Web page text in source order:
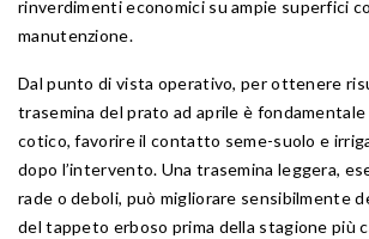
rinverdimenti economici su ampie superfici
manutenzione.
Dal punto di vista operativo, per ottenere
trasemina del prato ad aprile è
cotico, favorire il contatto seme-suolo e
dopo l’intervento. Una trasemina leggera,
rade o deboli, può migliorare sensibilmente
del tappeto erboso prima della stagione più